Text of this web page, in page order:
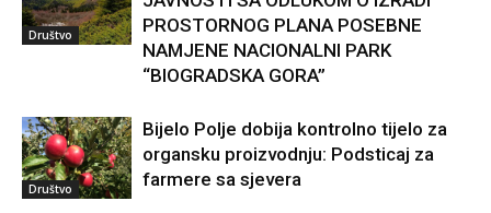
Društvo
PROSTORNOG PLANA POSEBNE
NAMJENE NACIONALNI PARK
“BIOGRADSKA GORA”
Društvo
Bijelo Polje dobija kontrolno tijelo za
organsku proizvodnju: Podsticaj za
farmere sa sjevera